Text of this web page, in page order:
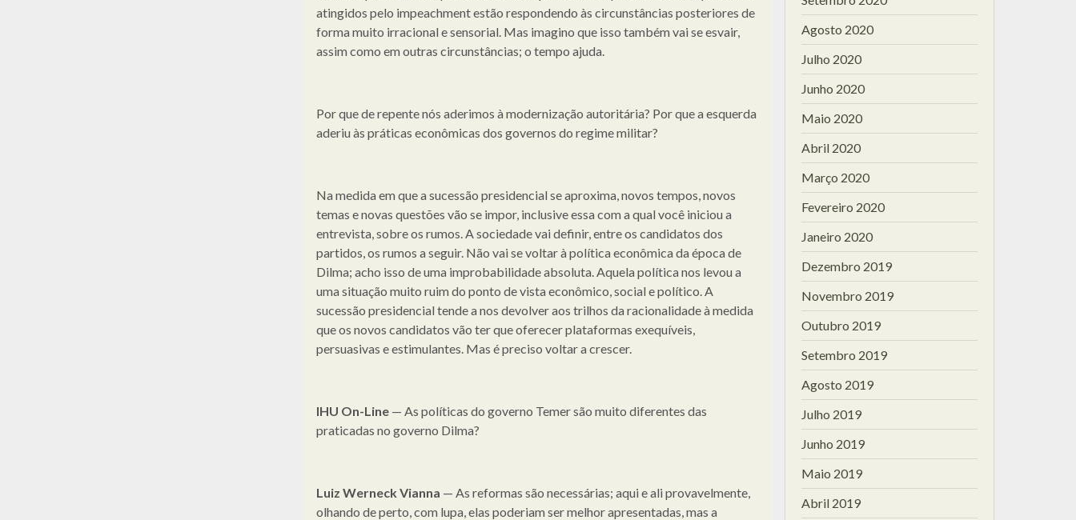
atingidos pelo impeachment estão respondendo às circunstâncias posteriores de
forma muito irracional e sensorial. Mas imagino que isso também vai se esvair,
assim como em outras circunstâncias; o tempo ajuda.
Por que de repente nós aderimos à modernização autoritária? Por que a esquerda
aderiu às práticas econômicas dos governos do regime militar?
Na medida em que a sucessão presidencial se aproxima, novos tempos, novos
temas e novas questões vão se impor, inclusive essa com a qual você iniciou a
entrevista, sobre os rumos. A sociedade vai definir, entre os candidatos dos
partidos, os rumos a seguir. Não vai se voltar à política econômica da época de
Dilma; acho isso de uma improbabilidade absoluta. Aquela política nos levou a
uma situação muito ruim do ponto de vista econômico, social e político. A
sucessão presidencial tende a nos devolver aos trilhos da racionalidade à medida
que os novos candidatos vão ter que oferecer plataformas exequíveis,
persuasivas e estimulantes. Mas é preciso voltar a crescer.
IHU On-Line— As políticas do governo Temer são muito diferentes das
praticadas no governo Dilma?
Luiz Werneck Vianna — As reformas são necessárias; aqui e ali provavelmente,
olhando de perto, com lupa, elas poderiam ser melhor apresentadas, mas a
Agosto 2020
Julho 2020
Junho 2020
Maio 2020
Abril 2020
Março 2020
Fevereiro 2020
Janeiro 2020
Dezembro 2019
Novembro 2019
Outubro 2019
Setembro 2019
Agosto 2019
Julho 2019
Junho 2019
Maio 2019
Abril 2019